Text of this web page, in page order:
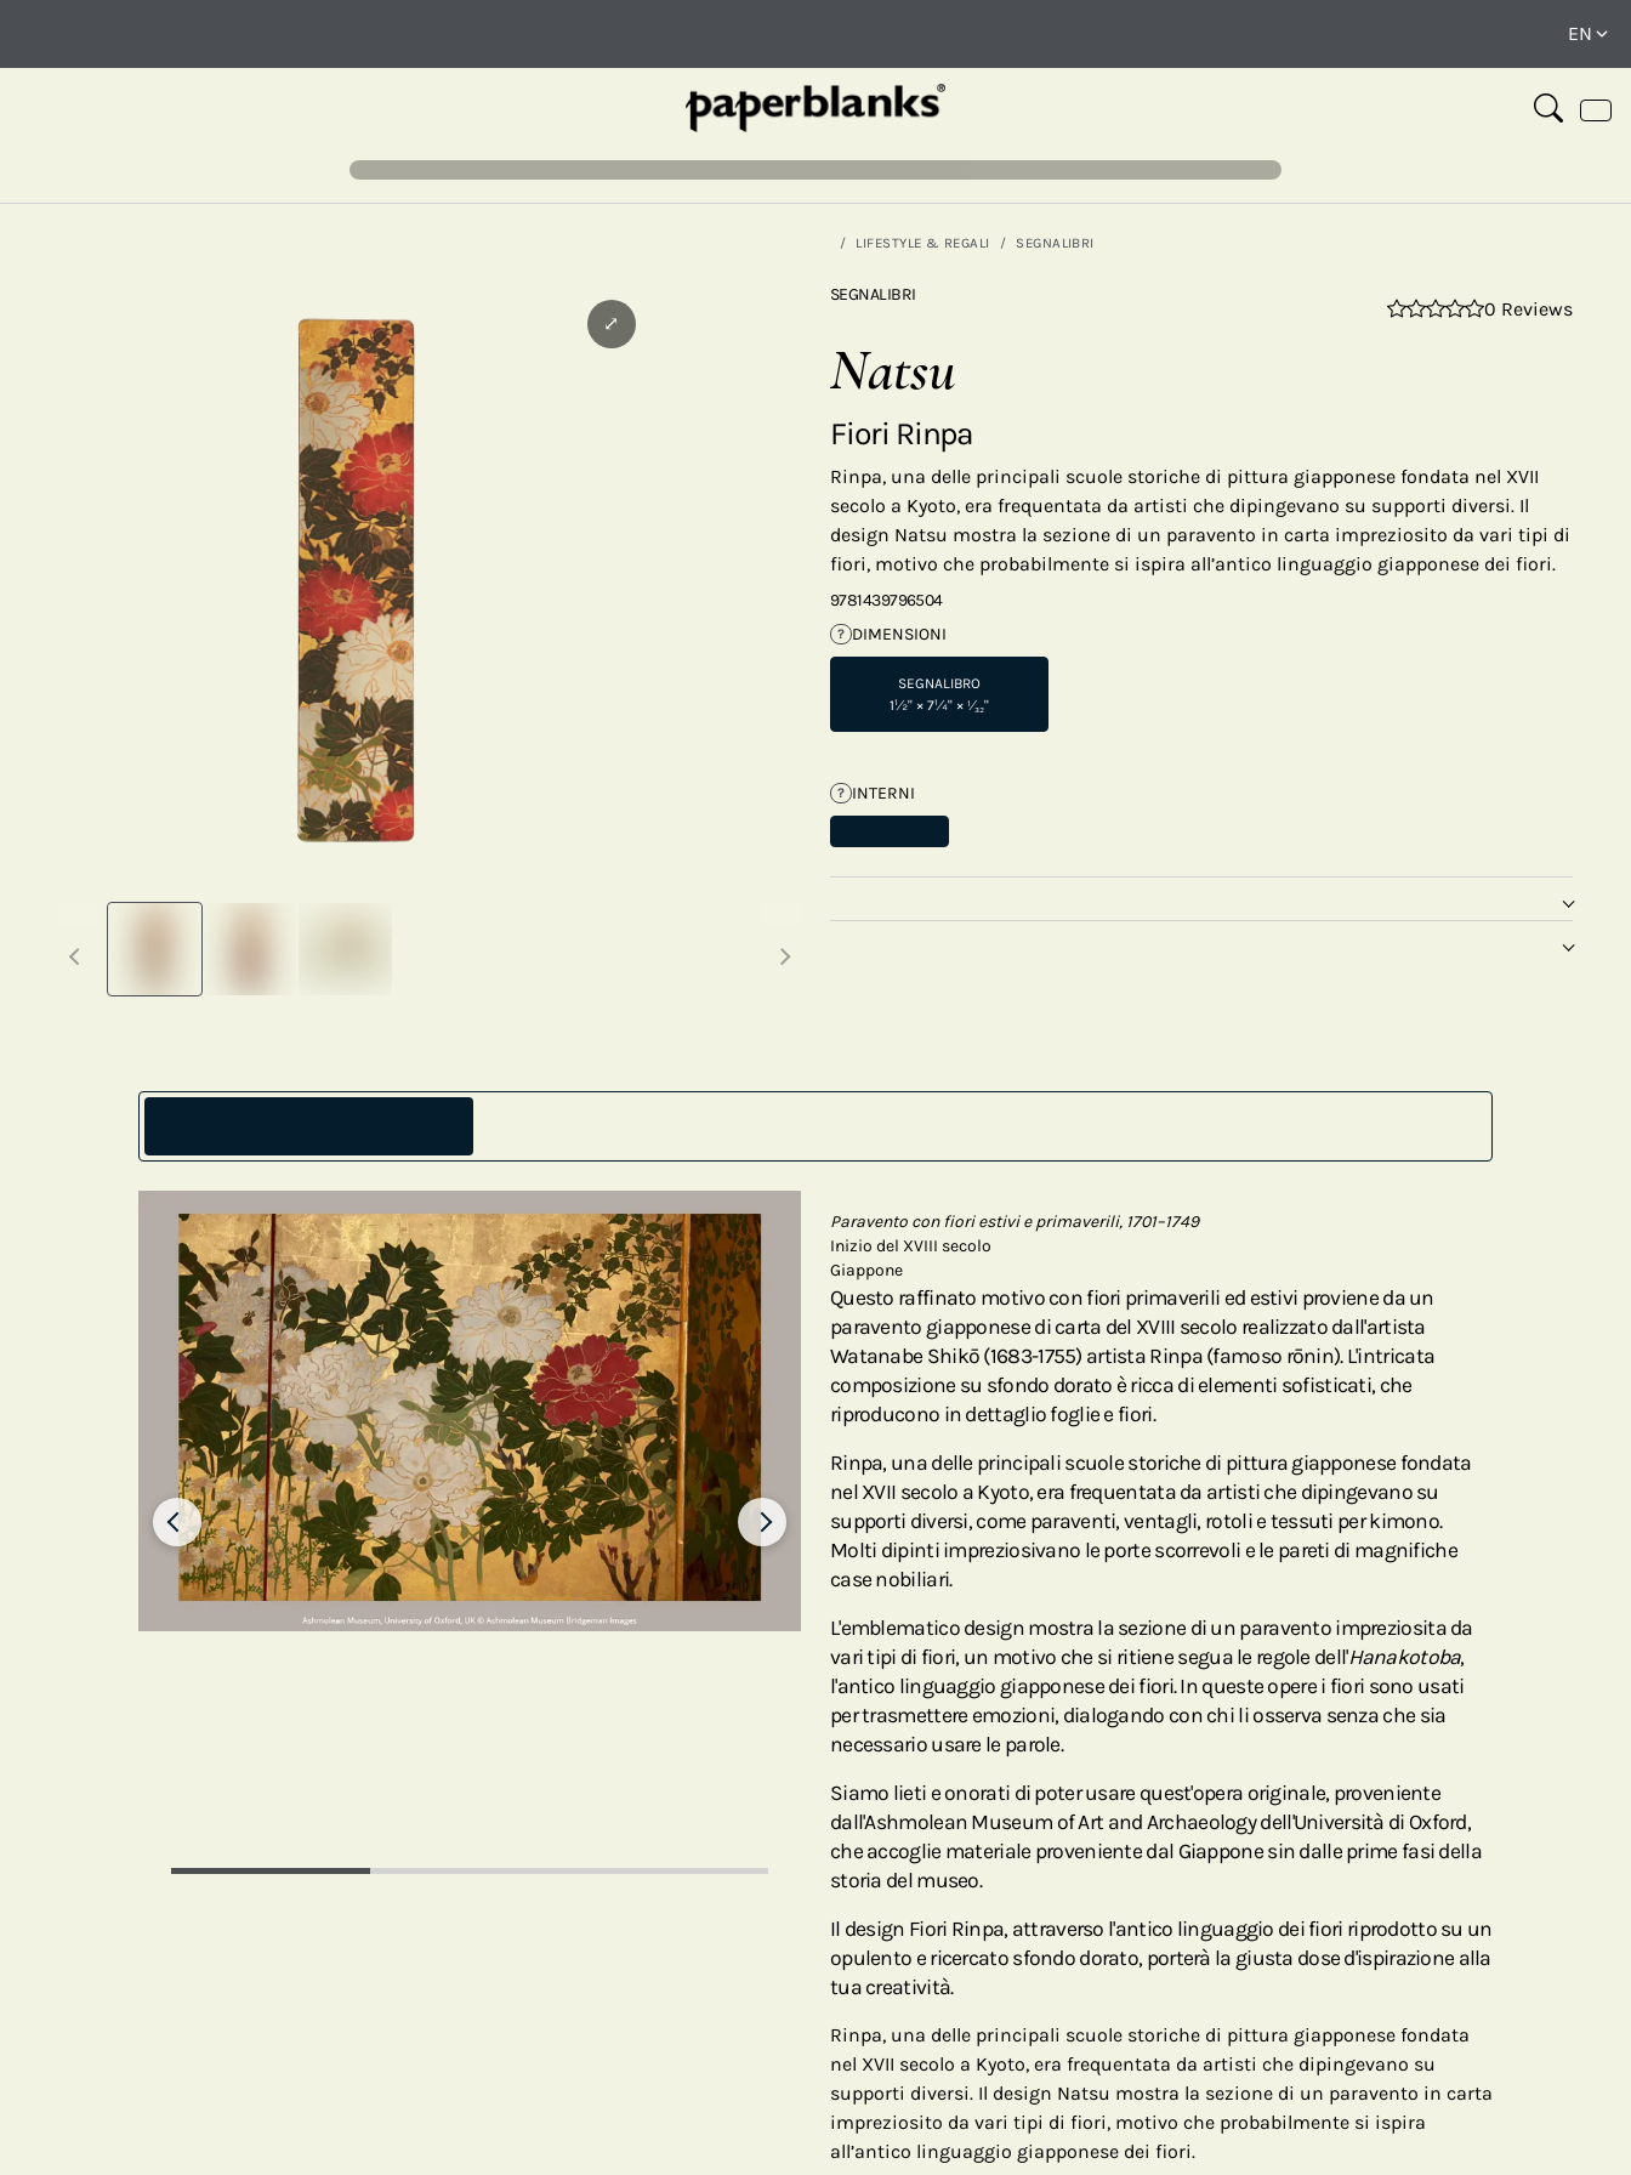
LIFESTYLE & REGALI SEGNALIBRI
Next thumbnails
⤢
SEGNALIBRI
0 Reviews
Natsu
Fiori Rinpa
Rinpa, una delle principali scuole storiche di pittura giapponese fondata nel XVII
secolo a Kyoto, era frequentata da artisti che dipingevano su supporti diversi. Il
design Natsu mostra la sezione di un paravento in carta impreziosito da vari tipi di
fiori, motivo che probabilmente si ispira all’antico linguaggio giapponese dei fiori.
9781439796504
? DIMENSIONI
SEGNALIBRO
1½" × 7¼" × ¹⁄₃₂"
? INTERNI
Paravento con fiori estivi e primaverili, 1701–1749
Inizio del XVIII secolo
Giappone
Questo raffinato motivo con fiori primaverili ed estivi proviene da un
paravento giapponese di carta del XVIII secolo realizzato dall'artista
Watanabe Shikō (1683-1755) artista Rinpa (famoso rōnin). L'intricata
composizione su sfondo dorato è ricca di elementi sofisticati, che
riproducono in dettaglio foglie e fiori.
Rinpa, una delle principali scuole storiche di pittura giapponese fondata
nel XVII secolo a Kyoto, era frequentata da artisti che dipingevano su
supporti diversi, come paraventi, ventagli, rotoli e tessuti per kimono.
Molti dipinti impreziosivano le porte scorrevoli e le pareti di magnifiche
case nobiliari.
L'emblematico design mostra la sezione di un paravento impreziosita da
vari tipi di fiori, un motivo che si ritiene segua le regole dell'Hanakotoba,
l'antico linguaggio giapponese dei fiori. In queste opere i fiori sono usati
per trasmettere emozioni, dialogando con chi li osserva senza che sia
necessario usare le parole.
Siamo lieti e onorati di poter usare quest'opera originale, proveniente
dall'Ashmolean Museum of Art and Archaeology dell'Università di Oxford,
che accoglie materiale proveniente dal Giappone sin dalle prime fasi della
storia del museo.
Il design Fiori Rinpa, attraverso l'antico linguaggio dei fiori riprodotto su un
opulento e ricercato sfondo dorato, porterà la giusta dose d'ispirazione alla
tua creatività.
Rinpa, una delle principali scuole storiche di pittura giapponese fondata
nel XVII secolo a Kyoto, era frequentata da artisti che dipingevano su
supporti diversi. Il design Natsu mostra la sezione di un paravento in carta
impreziosito da vari tipi di fiori, motivo che probabilmente si ispira
all’antico linguaggio giapponese dei fiori.